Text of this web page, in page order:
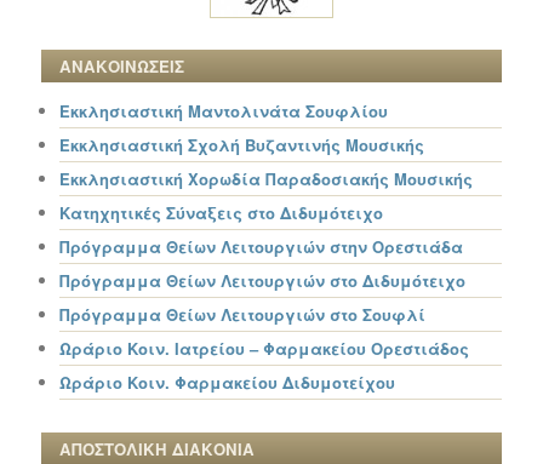
ΑΝΑΚΟΙΝΩΣΕΙΣ
Εκκλησιαστική Μαντολινάτα Σουφλίου
Εκκλησιαστική Σχολή Βυζαντινής Μουσικής
Εκκλησιαστική Χορωδία Παραδοσιακής Μουσικής
Κατηχητικές Σύναξεις στο Διδυμότειχο
Πρόγραμμα Θείων Λειτουργιών στην Ορεστιάδα
Πρόγραμμα Θείων Λειτουργιών στο Διδυμότειχο
Πρόγραμμα Θείων Λειτουργιών στο Σουφλί
Ωράριο Κοιν. Ιατρείου – Φαρμακείου Ορεστιάδος
Ωράριο Κοιν. Φαρμακείου Διδυμοτείχου
ΑΠΟΣΤΟΛΙΚΗ ΔΙΑΚΟΝΙΑ